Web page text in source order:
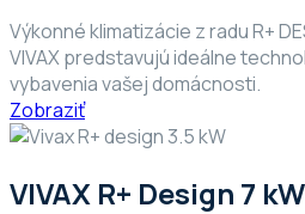
Výkonné klimatizácie z radu R+
VIVAX predstavujú ideálne
vybavenia vašej domácnosti.
Zobraziť
VIVAX R+ Design 7 kW